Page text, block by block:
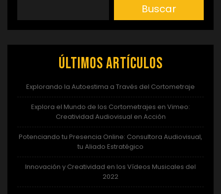
Buscar
Últimos artículos
Explorando la Autoestima a Través del Cortometraje
Explora el Mundo de los Cortometrajes en Vimeo:
Creatividad Audiovisual en Acción
Potenciando tu Presencia Online: Consultora Audiovisual,
tu Aliado Estratégico
Innovación y Creatividad en los Vídeos Musicales del
2022